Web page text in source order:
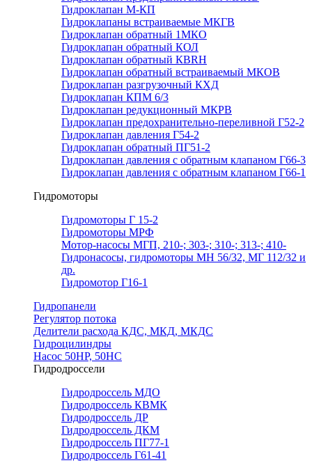
Гидроклапан М-КП
Гидроклапаны встраиваемые МКГВ
Гидроклапан обратный 1МКО
Гидроклапан обратный КОЛ
Гидроклапан обратный КВRН
Гидроклапан обратный встраиваемый МКОВ
Гидроклапан разгрузочный КХД
Гидроклапан КПМ 6/3
Гидроклапан редукционный МКРВ
Гидроклапан предохранительно-переливной Г52-2
Гидроклапан давления Г54-2
Гидроклапан обратный ПГ51-2
Гидроклапан давления с обратным клапаном Г66-3
Гидроклапан давления с обратным клапаном Г66-1
Гидромоторы
Гидромоторы Г 15-2
Гидромоторы МРФ
Мотор-насосы МГП, 210-; 303-; 310-; 313-; 410-
Гидронасосы, гидромоторы МН 56/32, МГ 112/32 и
др.
Гидромотор Г16-1
Гидропанели
Регулятор потока
Делители расхода КДС, МКД, МКДС
Гидроцилиндры
Насос 50НР, 50НС
Гидродроссели
Гидродроссель МДО
Гидродроссель КВМК
Гидродроссель ДР
Гидродроссель ДКМ
Гидродроссель ПГ77-1
Гидродроссель Г61-41